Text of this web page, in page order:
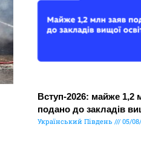
Вступ-2026: майже 1,2
подано до закладів
Український Південь 05/